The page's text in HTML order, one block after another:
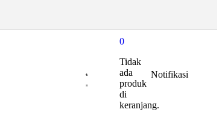
0
Tidak
ada
produk
di
keranjang.
Notifikasi